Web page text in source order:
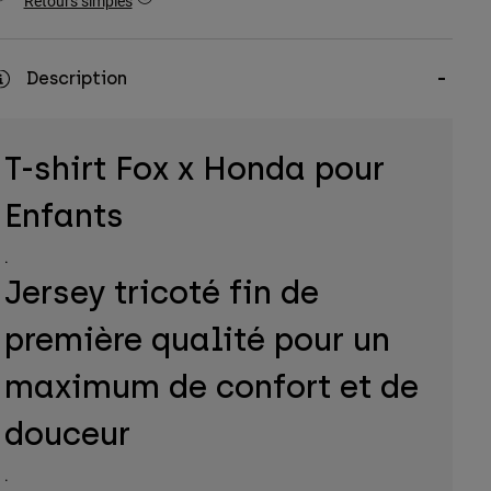
Description
T-shirt Fox x Honda pour
Enfants
.
Jersey tricoté fin de
première qualité pour un
maximum de confort et de
douceur
.